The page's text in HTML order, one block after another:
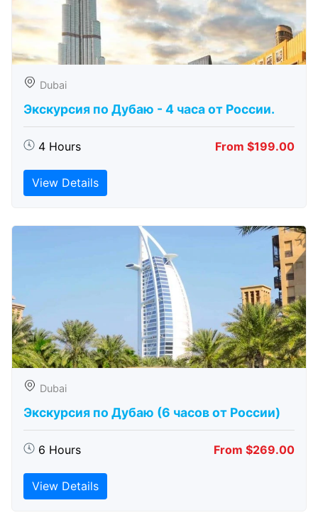
Dubai
Экскурсия по Дубаю - 4 часа от России.
4 Hours From $199.00
View Details
Dubai
Экскурсия по Дубаю (6 часов от России)
6 Hours From $269.00
View Details